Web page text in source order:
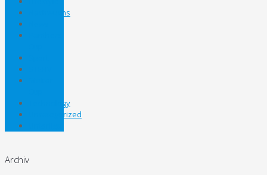
Nachwuchs
Technology
Uncategorized
Archiv